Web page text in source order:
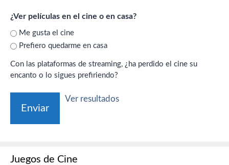
¿Ver películas en el cine o en casa?
Me gusta el cine
Prefiero quedarme en casa
Con las plataformas de streaming, ¿ha perdido el cine su
encanto o lo sigues prefiriendo?
Ver resultados
Juegos de Cine